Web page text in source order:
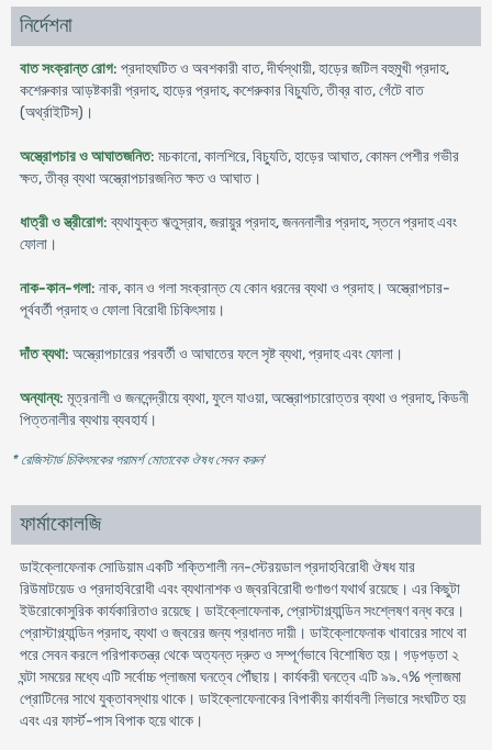
নির্দেশনা
বাত সংক্রান্ত রোগ: প্রদাহঘটিত ও অবশকারী বাত, দীর্ঘস্থায়ী, হাড়ের জটিল বহুমুখী প্রদাহ,
কশেরুকার আড়ষ্টকারী প্রদাহ, হাড়ের প্রদাহ, কশেরুকার বিচ্যুতি, তীব্র বাত, গেঁটে বাত
(অর্থ্রাইটিস)।
অস্ত্রোপচার ও আঘাতজনিত: মচকানো, কালশিরে, বিচ্যুতি, হাড়ের আঘাত, কোমল পেশীর গভীর
ক্ষত, তীব্র ব্যথা অস্ত্রোপচারজনিত ক্ষত ও আঘাত।
ধাত্রী ও স্ত্রীরোগ: ব্যথাযুক্ত ঋতুস্রাব, জরায়ুর প্রদাহ, জনননালীর প্রদাহ, স্তনে প্রদাহ এবং
ফোলা।
নাক-কান-গলা: নাক, কান ও গলা সংক্রান্ত যে কোন ধরনের ব্যথা ও প্রদাহ। অস্ত্রোপচার-
পূর্ববর্তী প্রদাহ ও ফোলা বিরোধী চিকিৎসায়।
দাঁত ব্যথা: অস্ত্রোপচারের পরবর্তী ও আঘাতের ফলে সৃষ্ট ব্যথা, প্রদাহ এবং ফোলা।
অন্যান্য: মূত্রনালী ও জননেন্দ্রীয়ে ব্যথা, ফুলে যাওয়া, অস্ত্রোপচারোত্তর ব্যথা ও প্রদাহ, কিডনী
পিত্তনালীর ব্যথায় ব্যবহার্য।
* রেজিস্টার্ড চিকিৎসকের পরামর্শ মোতাবেক ঔষধ সেবন করুন'
ফার্মাকোলজি
ডাইক্লোফেনাক সোডিয়াম একটি শক্তিশালী নন-স্টেরয়ডাল প্রদাহবিরোধী ঔষধ যার
রিউমাটয়েড ও প্রদাহবিরোধী এবং ব্যথানাশক ও জ্বরবিরোধী গুণাগুণ যথার্থ রয়েছে। এর কিছুটা
ইউরোকোসুরিক কার্যকারিতাও রয়েছে। ডাইক্লোফেনাক, প্রোস্টাগ্ল্যান্ডিন সংশ্লেষণ বন্ধ করে।
প্রোস্টাগ্ল্যান্ডিন প্রদাহ, ব্যথা ও জ্বরের জন্য প্রধানত দায়ী। ডাইক্লোফেনাক খাবারের সাথে বা
পরে সেবন করলে পরিপাকতন্ত্র থেকে অত্যন্ত দ্রুত ও সম্পূর্ণভাবে বিশোষিত হয়। গড়পড়তা ২
ঘন্টা সময়ের মধ্যে এটি সর্বোচ্চ প্লাজমা ঘনত্বে পৌঁছায়। কার্যকরী ঘনত্বে এটি ৯৯.৭% প্লাজমা
প্রোটিনের সাথে যুক্তাবস্থায় থাকে। ডাইক্লোফেনাকের বিপাকীয় কার্যাবলী লিভারে সংঘটিত হয়
এবং এর ফার্স্ট-পাস বিপাক হয়ে থাকে।